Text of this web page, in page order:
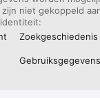
niet gekoppeld
Zoek­geschiedenis
Gebruiks­gegevens